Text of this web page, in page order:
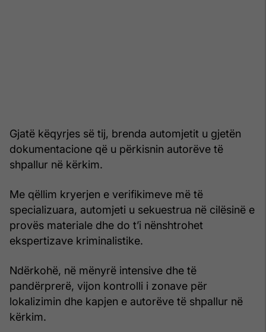
Gjatë këqyrjes së tij, brenda automjetit u gjetën
dokumentacione që u përkisnin autorëve të
shpallur në kërkim.
Me qëllim kryerjen e verifikimeve më të
specializuara, automjeti u sekuestrua në cilësinë e
provës materiale dhe do t’i nënshtrohet
ekspertizave kriminalistike.
Ndërkohë, në mënyrë intensive dhe të
pandërprerë, vijon kontrolli i zonave për
lokalizimin dhe kapjen e autorëve të shpallur në
kërkim.